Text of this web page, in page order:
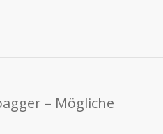
– Mögliche